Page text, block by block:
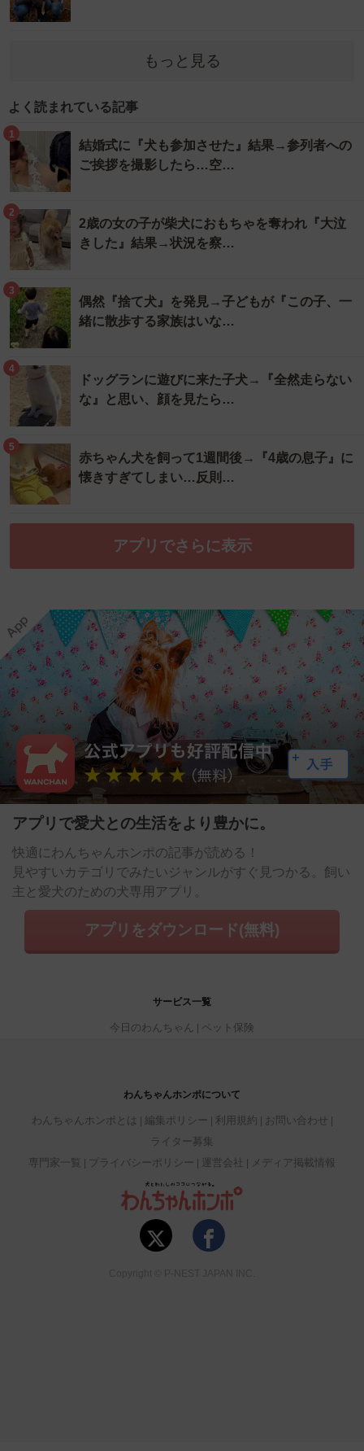
もっと見る
よく読まれている記事
1
結婚式に『犬も参加させた』結果→参列者への
ご挨拶を撮影したら…空…
2
2歳の女の子が柴犬におもちゃを奪われ『大泣
きした』結果→状況を察…
3
偶然『捨て犬』を発見→子どもが『この子、一
緒に散歩する家族はいな…
4
ドッグランに遊びに来た子犬→『全然走らない
な』と思い、顔を見たら…
5
赤ちゃん犬を飼って1週間後→『4歳の息子』に
懐きすぎてしまい…反則…
アプリでさらに表示
アプリで愛犬との生活をより豊かに。
快適にわんちゃんホンポの記事が読める！
見やすいカテゴリでみたいジャンルがすぐ見つかる。飼い
主と愛犬のための犬専用アプリ。
アプリをダウンロード(無料)
サービス一覧
今日のわんちゃん ペット保険
わんちゃんホンポについて
わんちゃんホンポとは 編集ポリシー 利用規約
お問い合わせ
ライター募集
専門家一覧
プライバシーポリシー 運営会社 メディア掲載情報